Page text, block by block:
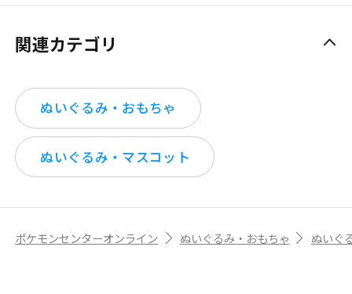
関連カテゴリ
ぬいぐるみ・おもちゃ
ぬいぐるみ・マスコット
ポケモンセンターオンライン ぬいぐるみ・おもちゃ ぬいぐ